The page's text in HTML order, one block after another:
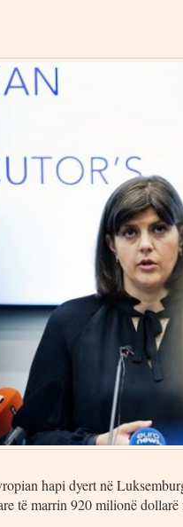
hapi dyert në
të marrin 920 milionë